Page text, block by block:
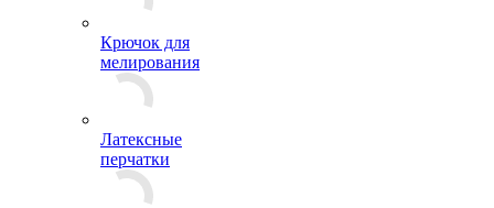
Крючок для
мелирования
Латексные
перчатки